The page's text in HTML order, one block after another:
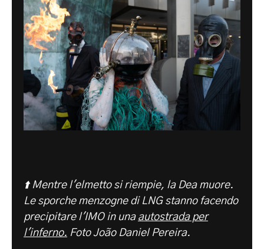
⬆️ Mentre l'elmetto si riempie, la Dea muore.
Le sporche menzogne di LNG stanno facendo
precipitare l'IMO in una autostrada per
l'inferno. Foto João Daniel Pereira.